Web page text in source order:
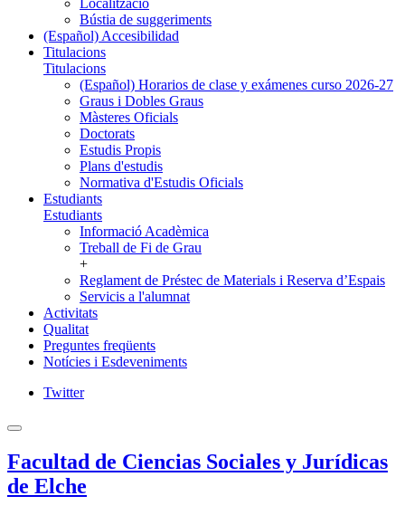
Localització
Bústia de suggeriments
(Español) Accesibilidad
Titulacions
Titulacions
(Español) Horarios de clase y exámenes curso 2026-27
Graus i Dobles Graus
Màsteres Oficials
Doctorats
Estudis Propis
Plans d'estudis
Normativa d'Estudis Oficials
Estudiants
Estudiants
Informació Acadèmica
Treball de Fi de Grau
+
Reglament de Préstec de Materials i Reserva d’Espais
Servicis a l'alumnat
Activitats
Qualitat
Preguntes freqüents
Notícies i Esdeveniments
Twitter
Facultad de Ciencias Sociales y Jurídicas
de Elche